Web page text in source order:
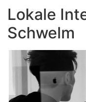
Lokale
Schwelm